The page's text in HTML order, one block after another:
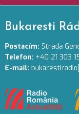
Bukaresti
Postacím: Strada
Telefon: +40 21 303
E-mail: